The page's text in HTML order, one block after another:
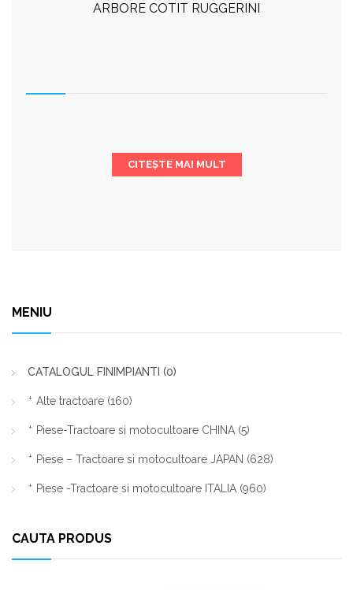
ARBORE COTIT RUGGERINI
CITEȘTE MAI MULT
MENIU
CATALOGUL FINIMPIANTI (0)
Alte tractoare (160)
Piese-Tractoare si motocultoare CHINA (5)
Piese – Tractoare si motocultoare JAPAN (628)
Piese -Tractoare si motocultoare ITALIA (960)
CAUTA PRODUS